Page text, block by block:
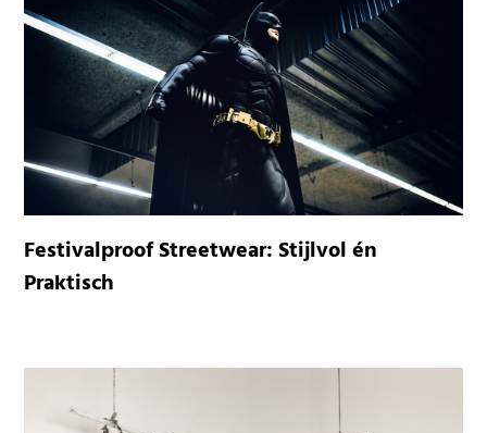
Festivalproof Streetwear: Stijlvol én
Praktisch